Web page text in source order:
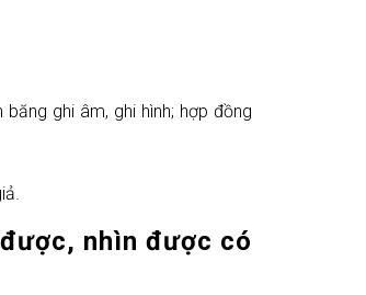
ghi âm, ghi hình; hợp đồng
nhìn được có